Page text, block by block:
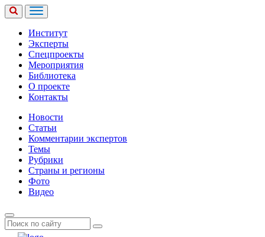
Институт
Эксперты
Спецпроекты
Мероприятия
Библиотека
О проекте
Контакты
Новости
Статьи
Комментарии экспертов
Темы
Рубрики
Страны и регионы
Фото
Видео